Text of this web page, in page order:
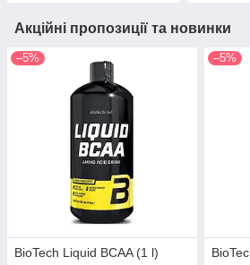
Акційні пропозиції та новинки
–5%
BioTech Liquid BCAA (1 l)
–5%